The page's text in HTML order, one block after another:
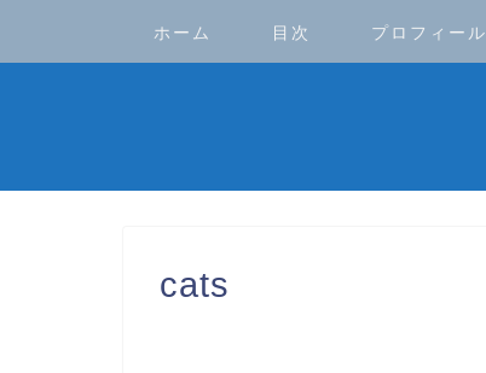
ホーム 目次 プロフィール
cats